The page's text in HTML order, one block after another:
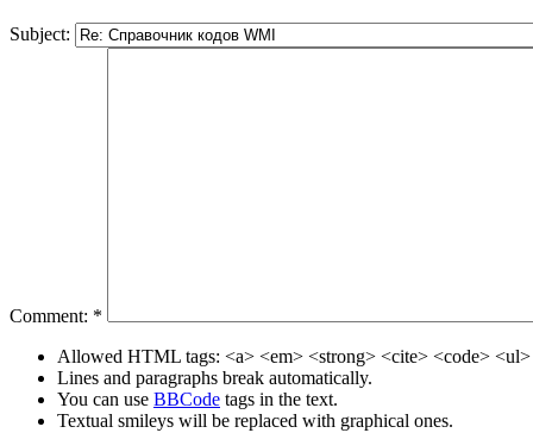
Subject:
Comment: *
Allowed HTML tags: <a> <em> <strong> <cite> <code>
Lines and paragraphs break automatically.
You can use BBCode tags in the text.
Textual smileys will be replaced with graphical ones.